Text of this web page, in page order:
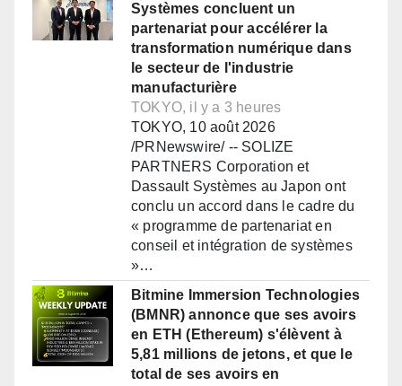
Systèmes concluent un
partenariat pour accélérer la
transformation numérique dans
le secteur de l'industrie
manufacturière
TOKYO, il y a 3 heures
TOKYO, 10 août 2026
/PRNewswire/ -- SOLIZE
PARTNERS Corporation et
Dassault Systèmes au Japon ont
conclu un accord dans le cadre du
« programme de partenariat en
conseil et intégration de systèmes
»…
Bitmine Immersion Technologies
(BMNR) annonce que ses avoirs
en ETH (Ethereum) s'élèvent à
5,81 millions de jetons, et que le
total de ses avoirs en